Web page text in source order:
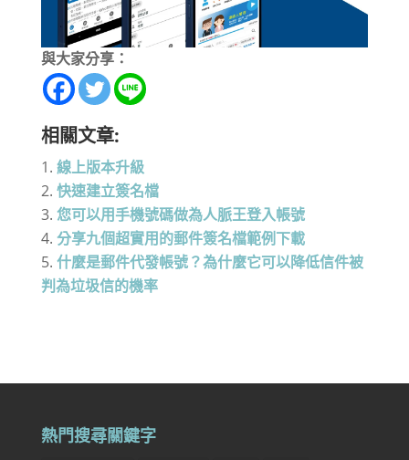
與大家分享：
相關文章:
線上版本升級
快速建立簽名檔
您可以用手機號碼做為人脈王登入帳號
分享九個超實用的郵件簽名檔範例下載
什麼是郵件代發帳號？為什麼它可以降低信件被
判為垃圾信的機率
熱門搜尋關鍵字